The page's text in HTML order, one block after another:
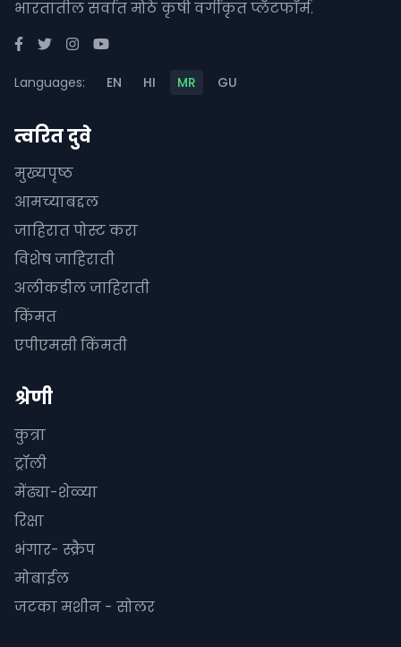
भारतातील सर्वात मोठे कृषी वर्गीकृत प्लॅटफॉर्म.
Languages: EN HI MR GU
त्वरित दुवे
मुख्यपृष्ठ
आमच्याबद्दल
जाहिरात पोस्ट करा
विशेष जाहिराती
अलीकडील जाहिराती
किंमत
एपीएमसी किंमती
श्रेणी
कुत्रा
ट्रॉली
मेंढ्या-शेळ्या
रिक्षा
भंगार- स्क्रैप
मोबाईल
जटका मशीन - सोलर